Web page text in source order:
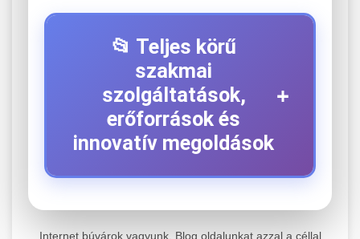
📂 Teljes körű
szakmai
szolgáltatások,
erőforrások és
innovatív megoldások
+
+
Internet búvárok vagyunk. Blog oldalunkat azzal a céllal